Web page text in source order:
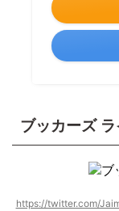
ブッカーズ ラ
https://twitter.com/